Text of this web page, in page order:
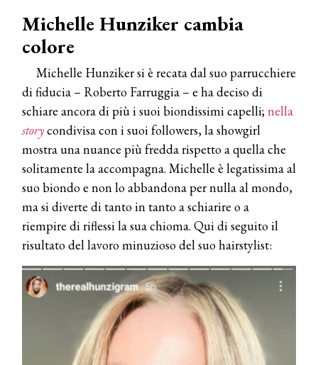
Michelle Hunziker cambia
colore
Michelle Hunziker si è recata dal suo parrucchiere
di fiducia – Roberto Farruggia – e ha deciso di
schiare ancora di più i suoi biondissimi capelli;nella
storycondivisa con i suoi followers, la showgirl
mostra una nuance più fredda rispetto a quella che
solitamente la accompagna. Michelle è legatissima al
suo biondo e non lo abbandona per nulla al mondo,
ma si diverte di tanto in tanto a schiarire o a
riempire di riflessi la sua chioma. Qui di seguito il
risultato del lavoro minuzioso del suo hairstylist: